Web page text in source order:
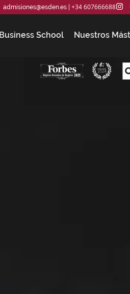
admisiones@esden.es| +34 607666688
School Nuestros